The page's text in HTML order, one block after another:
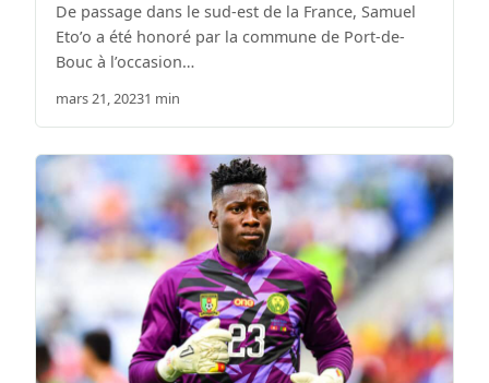
De passage dans le sud-est de la France, Samuel
Eto’o a été honoré par la commune de Port-de-
Bouc à l’occasion…
mars 21, 20231 min